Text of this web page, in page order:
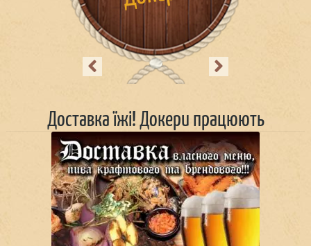
Previous Next
Доставка їжі! Докери працюють